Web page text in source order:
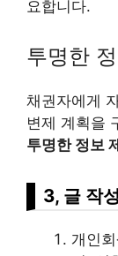
요합니다.
투명한
채권자에게
변제 계획을
투명한 정보
3, 글 작
개인